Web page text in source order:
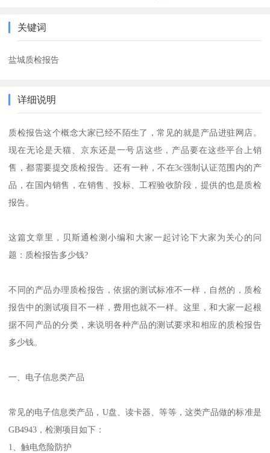
关键词
盐城质检报告
详细说明
质检报告这个概念大家已经不陌生了，常见的就是产品进驻网店。
现在无论是天猫、京东还是一号店这些，产品要在这些平台上销
售，都需要提交质检报告。还有一种，不在3c强制认证范围内的产
品，在国内销售，在销售、投标、工程验收阶段，提供的也是质检
报告。
这篇文章里，贝斯通检测小编和大家一起讨论下大家为关心的问
题：质检报告多少钱?
不同的产品办理质检报告，依据的测试标准不一样，自然的，质检
报告中的测试项目不一样，费用也就不一样。这里，和大家一起根
据不同产品的分类，来说明各种产品的测试要求和相应的质检报告
多少钱。
一、电子信息类产品
常见的电子信息类产品，U盘、读卡器、等等，这类产品做的标准是
GB4943，检测项目如下：
1、触电危险防护